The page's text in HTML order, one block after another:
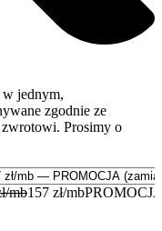
w jednym,
zgodnie ze
Prosimy o
mb157 zł/mb